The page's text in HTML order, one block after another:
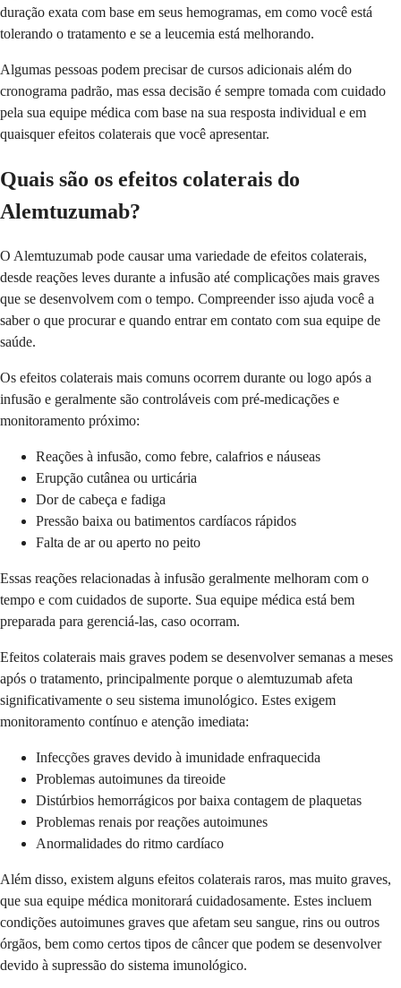
duração exata com base em seus hemogramas, em como você está
tolerando o tratamento e se a leucemia está melhorando.
Algumas pessoas podem precisar de cursos adicionais além do
cronograma padrão, mas essa decisão é sempre tomada com cuidado
pela sua equipe médica com base na sua resposta individual e em
quaisquer efeitos colaterais que você apresentar.
Quais são os efeitos colaterais do
Alemtuzumab?
O Alemtuzumab pode causar uma variedade de efeitos colaterais,
desde reações leves durante a infusão até complicações mais graves
que se desenvolvem com o tempo. Compreender isso ajuda você a
saber o que procurar e quando entrar em contato com sua equipe de
saúde.
Os efeitos colaterais mais comuns ocorrem durante ou logo após a
infusão e geralmente são controláveis com pré-medicações e
monitoramento próximo:
Reações à infusão, como febre, calafrios e náuseas
Erupção cutânea ou urticária
Dor de cabeça e fadiga
Pressão baixa ou batimentos cardíacos rápidos
Falta de ar ou aperto no peito
Essas reações relacionadas à infusão geralmente melhoram com o
tempo e com cuidados de suporte. Sua equipe médica está bem
preparada para gerenciá-las, caso ocorram.
Efeitos colaterais mais graves podem se desenvolver semanas a meses
após o tratamento, principalmente porque o alemtuzumab afeta
significativamente o seu sistema imunológico. Estes exigem
monitoramento contínuo e atenção imediata:
Infecções graves devido à imunidade enfraquecida
Problemas autoimunes da tireoide
Distúrbios hemorrágicos por baixa contagem de plaquetas
Problemas renais por reações autoimunes
Anormalidades do ritmo cardíaco
Além disso, existem alguns efeitos colaterais raros, mas muito graves,
que sua equipe médica monitorará cuidadosamente. Estes incluem
condições autoimunes graves que afetam seu sangue, rins ou outros
órgãos, bem como certos tipos de câncer que podem se desenvolver
devido à supressão do sistema imunológico.